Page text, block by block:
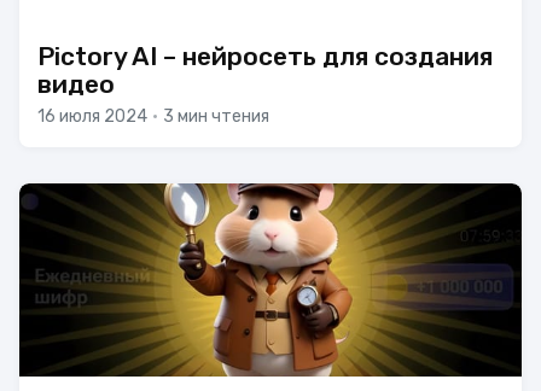
Pictory AI – нейросеть для создания
видео
16 июля 2024 • 3 мин чтения